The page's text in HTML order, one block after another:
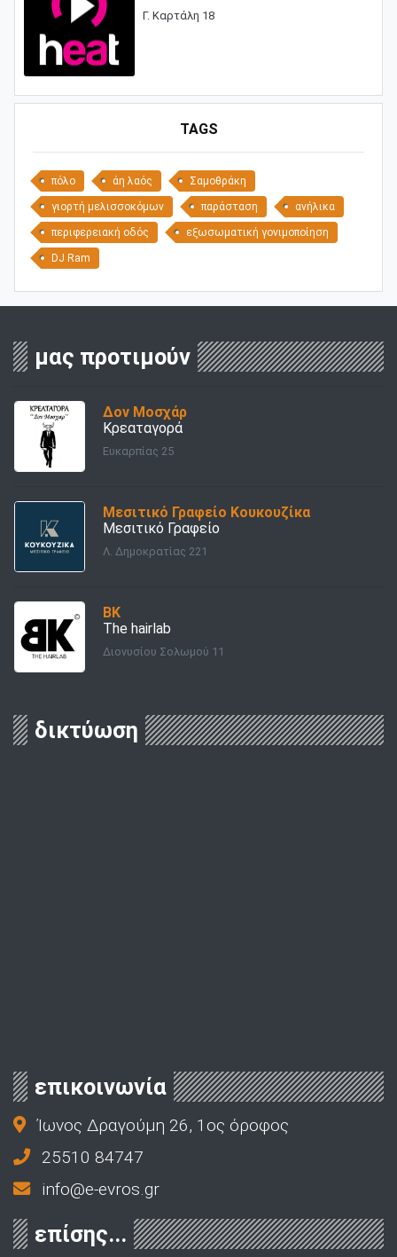
Γ. Καρτάλη 18
TAGS
πόλο άη λαός Σαμοθράκη
γιορτή μελισσοκόμων παράσταση ανήλικα
περιφερειακή οδός εξωσωματική γονιμοποίηση
DJ Ram
μας προτιμούν
Δον Μοσχάρ
Κρεαταγορά
Ευκαρπίας 25
Μεσιτικό Γραφείο Κουκουζίκα
Μεσιτικό Γραφείο
Λ. Δημοκρατίας 221
BK
The hairlab
Διονυσίου Σολωμού 11
δικτύωση
επικοινωνία
Ίωνος Δραγούμη 26, 1ος όροφος
25510 84747
info@e-evros.gr
επίσης...